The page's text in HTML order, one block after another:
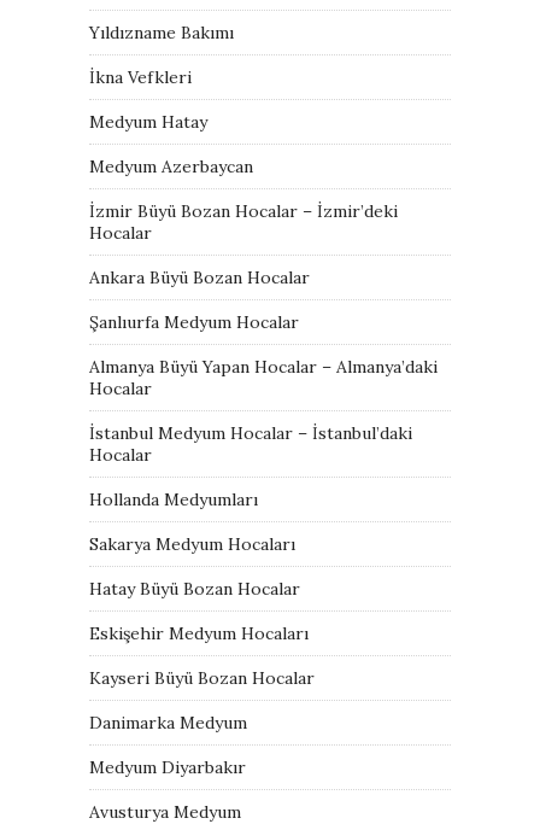
Yıldızname Bakımı
İkna Vefkleri
Medyum Hatay
Medyum Azerbaycan
İzmir Büyü Bozan Hocalar – İzmir’deki
Hocalar
Ankara Büyü Bozan Hocalar
Şanlıurfa Medyum Hocalar
Almanya Büyü Yapan Hocalar – Almanya’daki
Hocalar
İstanbul Medyum Hocalar – İstanbul’daki
Hocalar
Hollanda Medyumları
Sakarya Medyum Hocaları
Hatay Büyü Bozan Hocalar
Eskişehir Medyum Hocaları
Kayseri Büyü Bozan Hocalar
Danimarka Medyum
Medyum Diyarbakır
Avusturya Medyum